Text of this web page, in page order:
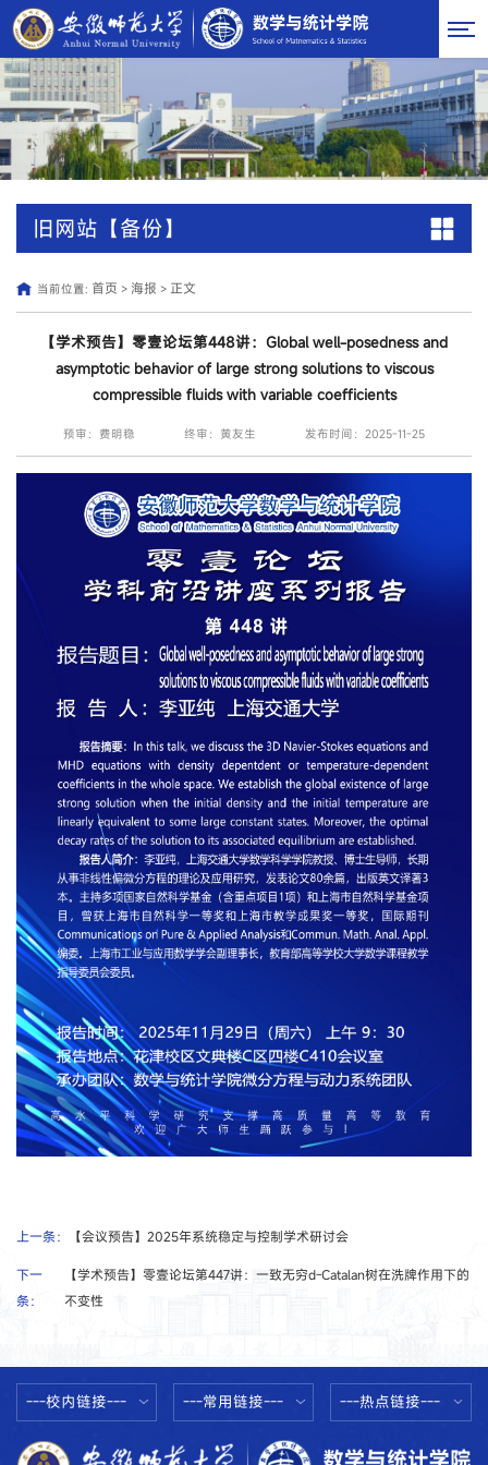
旧网站【备份】
当前位置: 首页 > 海报 > 正文
【学术预告】零壹论坛第448讲：Global well-posedness and
asymptotic behavior of large strong solutions to viscous
compressible fluids with variable coefficients
预审：费明稳 终审：黄友生 发布时间：2025-11-25
上一条： 【会议预告】2025年系统稳定与控制学术研讨会
下一
条：
【学术预告】零壹论坛第447讲：一致无穷d-Catalan树在洗牌作用下的
不变性
---校内链接--- ---常用链接--- ---热点链接---